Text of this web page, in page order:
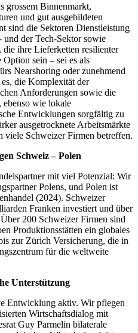
grossem Binnenmarkt,
und gut ausgebildeten
sind die Sektoren Dienstleistung
der Tech-Sektor sowie
ihre Lieferketten resilienter
sein – sei es als
Nearshoring oder zunehmend
die Komplexität der
Anforderungen sowie die
ebenso wie lokale
Entwicklungen sorgfältig zu
ausgetrocknete Arbeitsmärkte
viele Schweizer Firmen betreffen.
Schweiz – Polen
mit viel Potenzial: Wir
Polens, und Polen ist
(2024). Schweizer
Franken investiert und über
200 Schweizer Firmen sind
Produktionsstätten ein globales
zur Zürich Versicherung, die in
für die weltweite
Unterstützung
Entwicklung aktiv. Wir pflegen
Wirtschaftsdialog mit
Guy Parmelin bilaterale